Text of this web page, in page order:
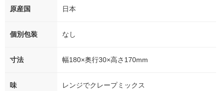
原産国 日本
個別包装 なし
寸法 幅180×奥行30×高さ170mm
味 レンジでクレープミックス